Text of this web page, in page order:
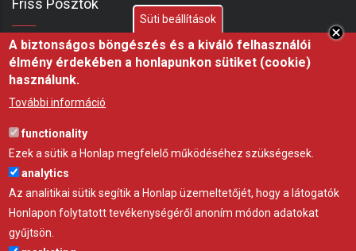
Friss Posztok
Shelterall juhhodály – Ha ma kezdenék juhászatba,
ezt építeném meg
alapfeltétele, professzionális árnyékoló háló a
Gravettitől
Süti beállítások
A biztonságos böngészés és a kiváló felhasználói
élmény érdekében a honlapunkon sütiket (cookie)
használunk.
További információ
functionality
Ezek a sütik a Honlap megfelelő működéséhez szükségesek.
analytics
Az analitikai sütik segítik a Honlap üzemeltetőjét, hogy a látogatók
Honlapon folytatott tevékenységéről anoním módon adatokat
gyűjtsön.